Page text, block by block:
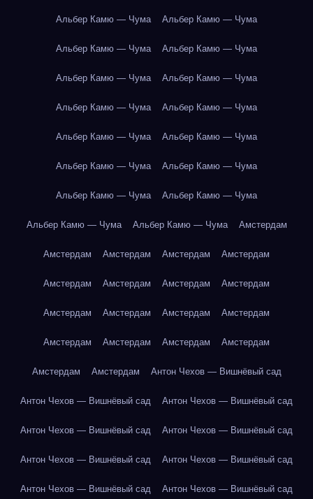
Альбер Камю — Чума Альбер Камю — Чума
Альбер Камю — Чума Альбер Камю — Чума
Альбер Камю — Чума Альбер Камю — Чума
Альбер Камю — Чума Альбер Камю — Чума
Альбер Камю — Чума Альбер Камю — Чума
Альбер Камю — Чума Альбер Камю — Чума
Альбер Камю — Чума Альбер Камю — Чума
Альбер Камю — Чума Альбер Камю — Чума Амстердам
Амстердам Амстердам Амстердам Амстердам
Амстердам Амстердам Амстердам Амстердам
Амстердам Амстердам Амстердам Амстердам
Амстердам Амстердам Амстердам Амстердам
Амстердам Амстердам Антон Чехов — Вишнёвый сад
Антон Чехов — Вишнёвый сад Антон Чехов — Вишнёвый сад
Антон Чехов — Вишнёвый сад Антон Чехов — Вишнёвый сад
Антон Чехов — Вишнёвый сад Антон Чехов — Вишнёвый сад
Антон Чехов — Вишнёвый сад Антон Чехов — Вишнёвый сад